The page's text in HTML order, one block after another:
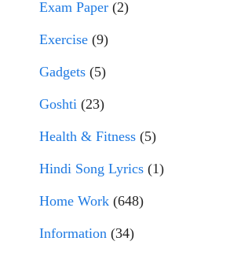
Exam Paper (2)
Exercise (9)
Gadgets (5)
Goshti (23)
Health & Fitness (5)
Hindi Song Lyrics (1)
Home Work (648)
Information (34)